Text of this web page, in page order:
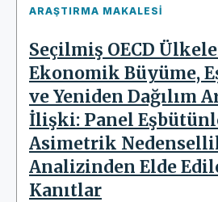
ARAŞTIRMA MAKALESI
Seçilmiş OECD
Ekonomik Büyüme,
ve Yeniden Dağılım
İlişki: Panel
Asimetrik
Analizinden Elde
Kanıtlar